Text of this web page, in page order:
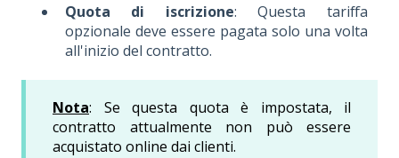
Quota di iscrizione: Questa tariffa
opzionale deve essere pagata solo una volta
all'inizio del contratto.
Nota: Se questa quota è impostata, il
contratto attualmente non può essere
acquistato online dai clienti.